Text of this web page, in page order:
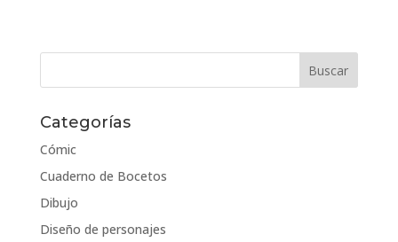
Categorías
Cómic
Cuaderno de Bocetos
Dibujo
Diseño de personajes